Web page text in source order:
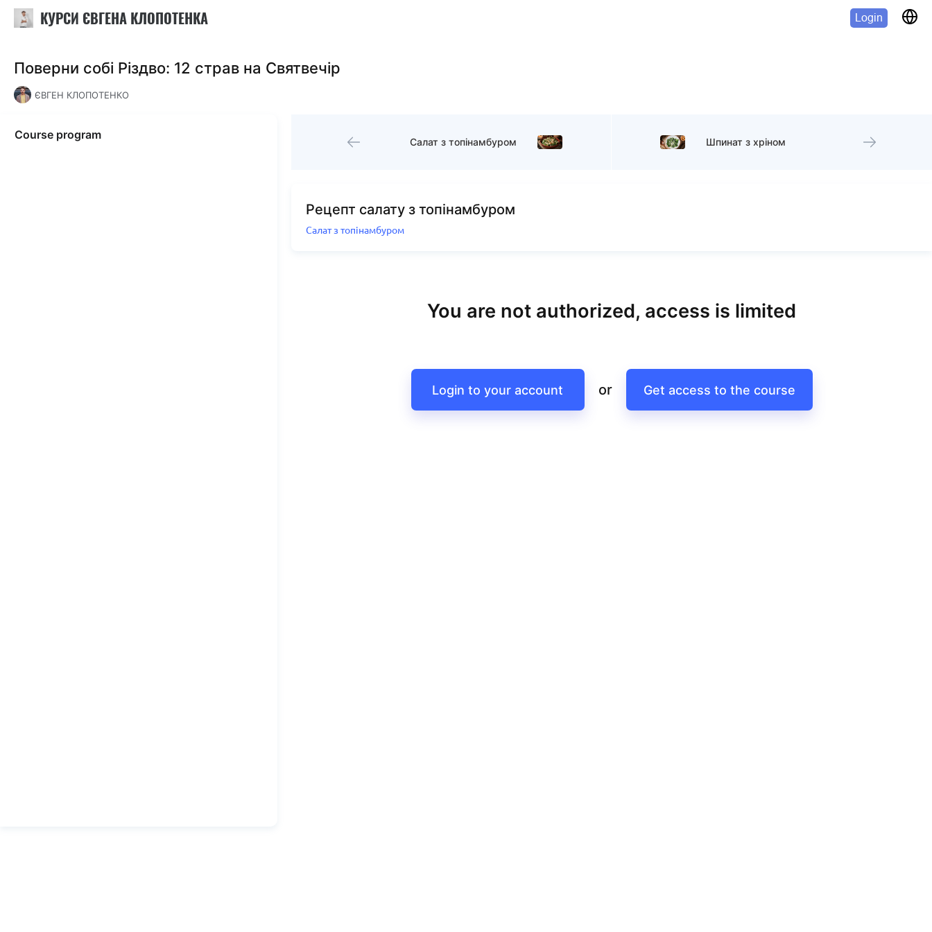
КУРСИ ЄВГЕНА КЛОПОТЕНКА Login
Поверни собі Різдво: 12 страв на Святвечір
ЄВГЕН КЛОПОТЕНКО
Course program
Салат з топінамбуром Шпинат з хріном
Рецепт салату з топінамбуром
Салат з топінамбуром
You are not authorized, access is limited
Login to your account or Get access to the course